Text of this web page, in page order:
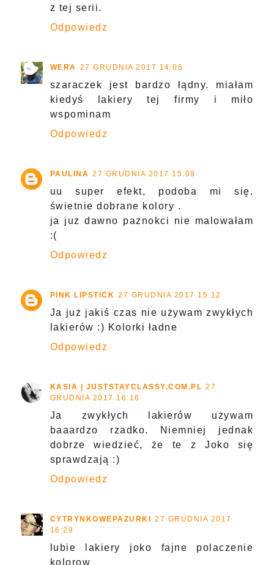
z tej serii.
Odpowiedz
WERA 27 GRUDNIA 2017 14:06
szaraczek jest bardzo łądny. miałam
kiedyś lakiery tej firmy i miło
wspominam
Odpowiedz
PAULINA 27 GRUDNIA 2017 15:09
uu super efekt, podoba mi się.
świetnie dobrane kolory .
ja juz dawno paznokci nie malowałam
:(
Odpowiedz
PINK LIPSTICK 27 GRUDNIA 2017 15:12
Ja już jakiś czas nie używam zwykłych
lakierów :) Kolorki ładne
Odpowiedz
KASIA | JUSTSTAYCLASSY.COM.PL 27
GRUDNIA 2017 16:16
Ja zwykłych lakierów używam
baaardzo rzadko. Niemniej jednak
dobrze wiedzieć, że te z Joko się
sprawdzają :)
Odpowiedz
CYTRYNKOWEPAZURKI
27 GRUDNIA 2017
16:29
lubie lakiery joko fajne polaczenie
kolorow